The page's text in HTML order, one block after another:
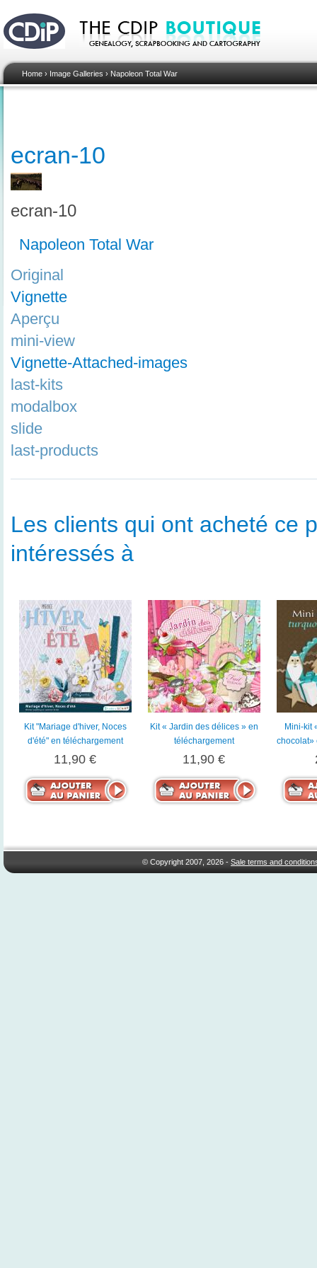
Home › Image Galleries › Napoleon Total War
ecran-10
ecran-10
Napoleon Total War
Original
Vignette
Aperçu
mini-view
Vignette-Attached-images
last-kits
modalbox
slide
last-products
Les clients qui ont acheté ce
intéressés à
Kit "Mariage d'hiver, Noces
d'été" en téléchargement
11,90 €
Kit « Jardin des délices » en
téléchargement
11,90 €
Mini-kit
chocolat»
© Copyright 2007, 2026 -Sale terms and